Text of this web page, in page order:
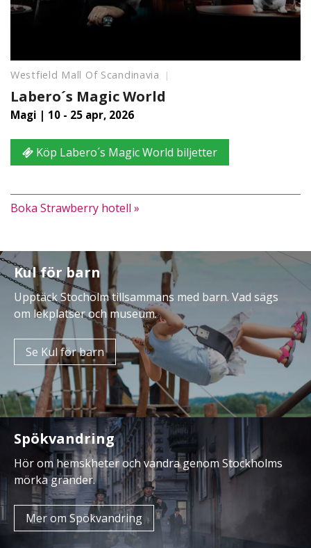
Westfield Mall Of Scandinavia
Labero´s Magic World
Magi | 10 - 25 apr, 2026
Köp Labero´s Magic World biljetter
Boka Strawberry hotell »
Kul för barn
Upptäck Stocholm tillsammans med barn. Vad sägs
om lekplatser och museum.
Se Kul för barn
Spökvandring
Hör om hemskheter och vandra genom Stockholms
mörka gränder.
Mer om Spökvandring